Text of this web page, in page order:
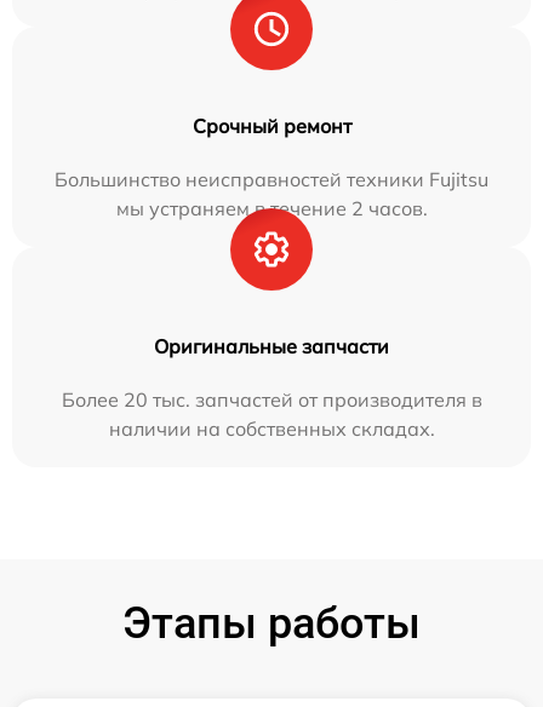
Срочный ремонт
Большинство неисправностей техники Fujitsu
мы устраняем в течение 2 часов.
Оригинальные запчасти
Более 20 тыс. запчастей от производителя в
наличии на собственных складах.
Этапы работы